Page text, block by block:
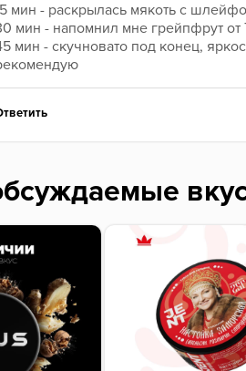
мин - раскрылась мякоть с
мин - напомнил мне грейпфрут от
мин - скучновато под конец,